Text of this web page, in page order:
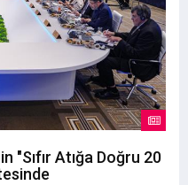
"Sıfır Atığa Doğru 20